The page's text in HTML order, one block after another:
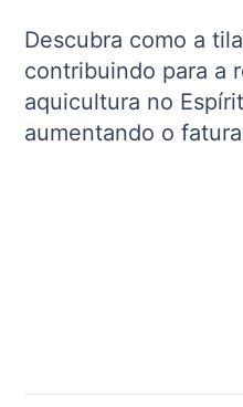
Descubra como a
contribuindo para a
aquicultura no
aumentando o